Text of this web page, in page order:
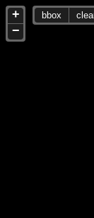
+
−
bbox